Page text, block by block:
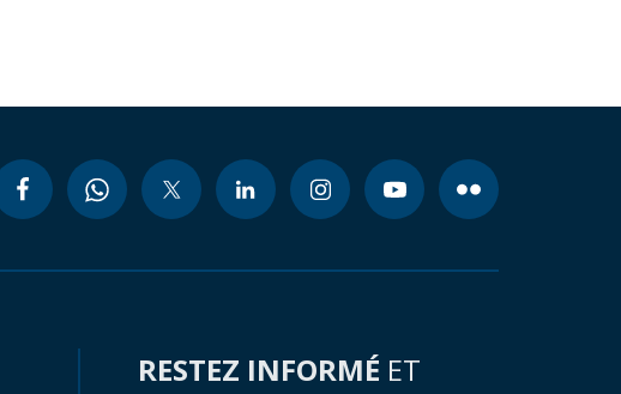
RESTEZ INFORMÉ ET